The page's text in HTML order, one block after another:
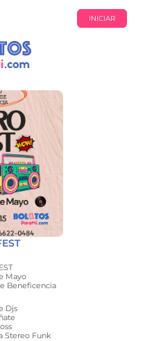
INICIAR
Mayo
Beneficencia
Djs
Stereo Funk